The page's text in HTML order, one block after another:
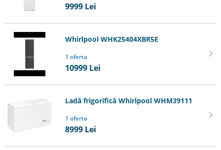
9999 Lei
Whirlpool WHK25404XBR5E
1 oferta
10999 Lei
Ladă frigorifică Whirlpool WHM39111
1 oferta
8999 Lei